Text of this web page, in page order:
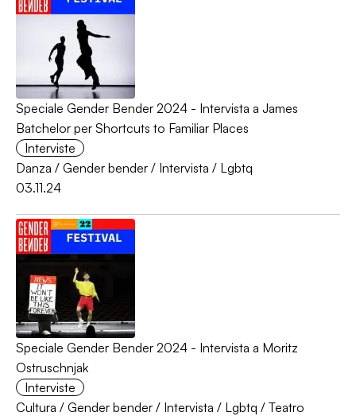
Speciale Gender Bender 2024 - Intervista a James
Batchelor per Shortcuts to Familiar Places
Interviste
Danza / Gender bender / Intervista / Lgbtq
03.11.24
Speciale Gender Bender 2024 - Intervista a Moritz
Ostruschnjak
Interviste
Cultura / Gender bender / Intervista / Lgbtq / Teatro